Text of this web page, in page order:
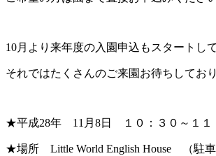
10月より来年度の入園申込もスタートし
それではたくさんのご来園お待ちしてお
★平成28年 11月8日 １０：３０～１１
★場所 Little World English House （駐車